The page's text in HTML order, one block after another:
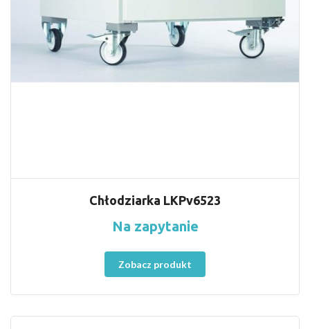
Chłodziarka LKPv6523
Na zapytanie
Zobacz produkt